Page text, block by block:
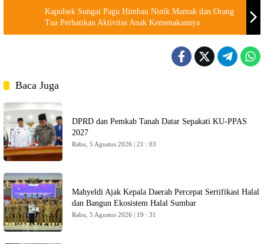
Kapolsek Sungai Pagu Himbau Ninik Mamak dan Orang
Tua Perhatikan Aktivitas Anak Kemenakannya
Baca Juga
DPRD dan Pemkab Tanah Datar Sepakati KU-PPAS
2027
Rabu, 5 Agustus 2026 | 21 : 03
Mahyeldi Ajak Kepala Daerah Percepat Sertifikasi Halal
dan Bangun Ekosistem Halal Sumbar
Rabu, 5 Agustus 2026 | 19 : 31